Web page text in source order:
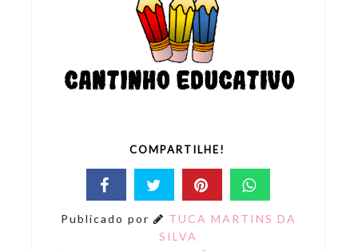
COMPARTILHE!
Publicado por
TUCA MARTINS DA
SILVA